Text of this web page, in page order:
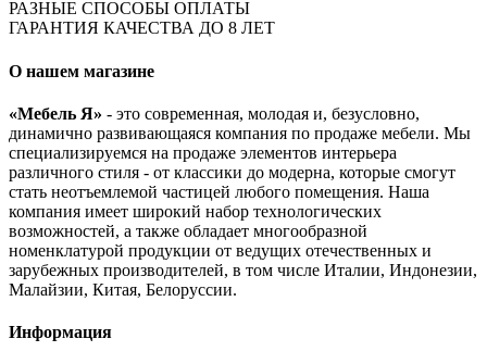
РАЗНЫЕ СПОСОБЫ ОПЛАТЫ
ГАРАНТИЯ КАЧЕСТВА ДО 8 ЛЕТ
О нашем магазине
«Мебель Я» - это современная, молодая и, безусловно,
динамично развивающаяся компания по продаже мебели. Мы
специализируемся на продаже элементов интерьера
различного стиля - от классики до модерна, которые смогут
стать неотъемлемой частицей любого помещения. Наша
компания имеет широкий набор технологических
возможностей, а также обладает многообразной
номенклатурой продукции от ведущих отечественных и
зарубежных производителей, в том числе Италии, Индонезии,
Малайзии, Китая, Белоруссии.
Информация